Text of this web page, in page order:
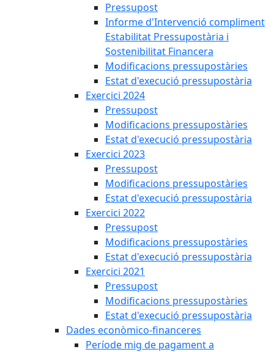
Pressupost
Informe d'Intervenció compliment
Estabilitat Pressupostària i
Sostenibilitat Financera
Modificacions pressupostàries
Estat d'execució pressupostària
Exercici 2024
Pressupost
Modificacions pressupostàries
Estat d'execució pressupostària
Exercici 2023
Pressupost
Modificacions pressupostàries
Estat d'execució pressupostària
Exercici 2022
Pressupost
Modificacions pressupostàries
Estat d'execució pressupostària
Exercici 2021
Pressupost
Modificacions pressupostàries
Estat d'execució pressupostària
Dades econòmico-financeres
Període mig de pagament a